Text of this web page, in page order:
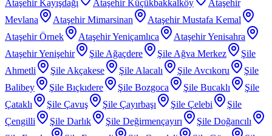
Ataşehir Kayışdağı
Ataşehir Küçükbakkalköy
Ataşehir
Mevlana
Ataşehir Mimarsinan
Ataşehir Mustafa Kemal
Ataşehir Örnek
Ataşehir Yeniçamlıca
Ataşehir Yenisahra
Ataşehir Yenişehir
Şile Ağaçdere Şile Ağva Merkez
Şile
Ahmetli
Şile Akçakese Şile Alacalı Şile Avcıkoru
Şile
Balibey
Şile Bıçkıdere Şile Bozgoca Şile Bucaklı
Şile
Çataklı
Şile Çavuş Şile Çayırbaşı Şile Çelebi
Şile
Çengilli
Şile Darlık Şile Değirmençayırı
Şile Doğancılı